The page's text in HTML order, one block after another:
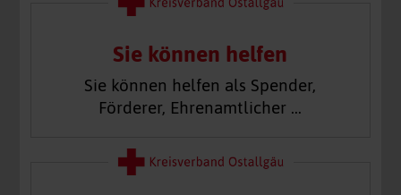
Sie können helfen
Sie können helfen als Spender,
Förderer, Ehrenamtlicher …